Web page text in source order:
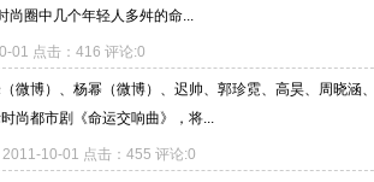
尚圈中几个年轻人多舛的命...
01 点击：416 评论:0
微博）、杨幂（微博）、迟帅、郭珍霓、高昊、周晓涵、
尚都市剧《命运交响曲》，将...
2011-10-01 点击：455 评论:0